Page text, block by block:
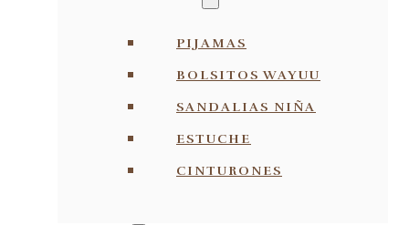
PIJAMAS
BOLSITOS WAYUU
SANDALIAS NIÑA
ESTUCHE
CINTURONES